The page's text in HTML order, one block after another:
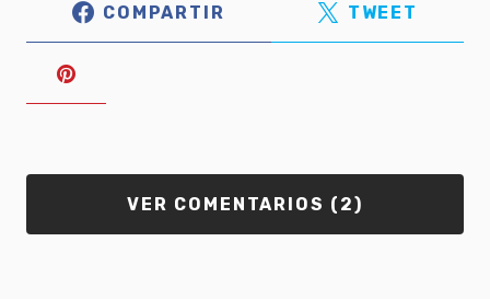
COMPARTIR TWEET
VER COMENTARIOS (2)